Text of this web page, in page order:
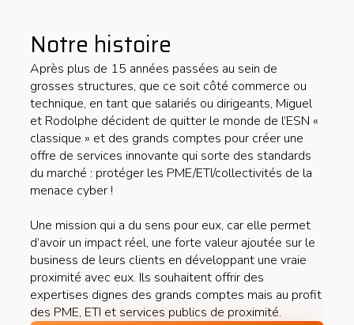
Notre histoire
Après plus de 15 années passées au sein de
grosses structures, que ce soit côté commerce ou
technique, en tant que salariés ou dirigeants, Miguel
et Rodolphe décident de quitter le monde de l’ESN «
classique » et des grands comptes pour créer une
offre de services innovante qui sorte des standards
du marché : protéger les PME/ETI/collectivités de la
menace cyber !
Une mission qui a du sens pour eux, car elle permet
d’avoir un impact réel, une forte valeur ajoutée sur le
business de leurs clients en développant une vraie
proximité avec eux. Ils souhaitent offrir des
expertises dignes des grands comptes mais au profit
des PME, ETI et services publics de proximité.